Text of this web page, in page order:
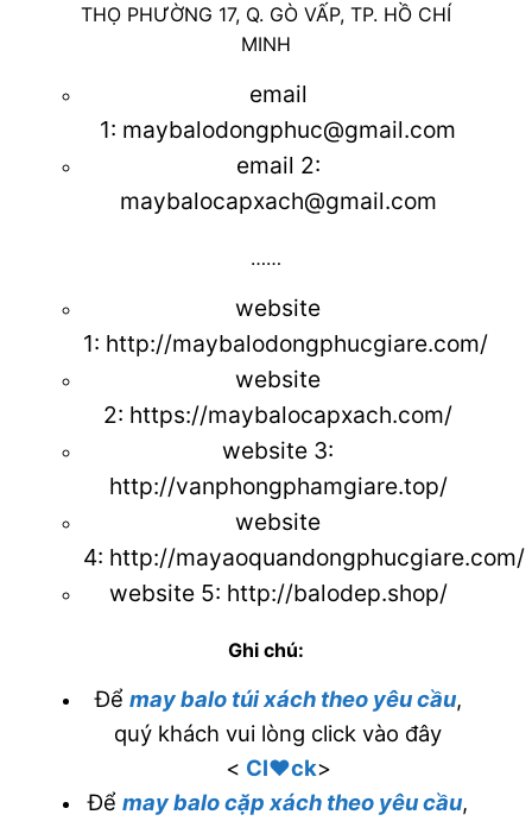
THỌ PHƯỜNG 17, Q. GÒ VẤP, TP. HỒ CHÍ
MINH
email
1: maybalodongphuc@gmail.com
email 2:
maybalocapxach@gmail.com
……
website
1: http://maybalodongphucgiare.com/
website
2: https://maybalocapxach.com/
website 3:
http://vanphongphamgiare.top/
website
4: http://mayaoquandongphucgiare.com/
website 5: http://balodep.shop/
Ghi chú:
Để may balo túi xách theo yêu cầu,
quý khách vui lòng click vào đây
< Cl♥ck>
Đểmay balo cặp xách theo yêu cầu,